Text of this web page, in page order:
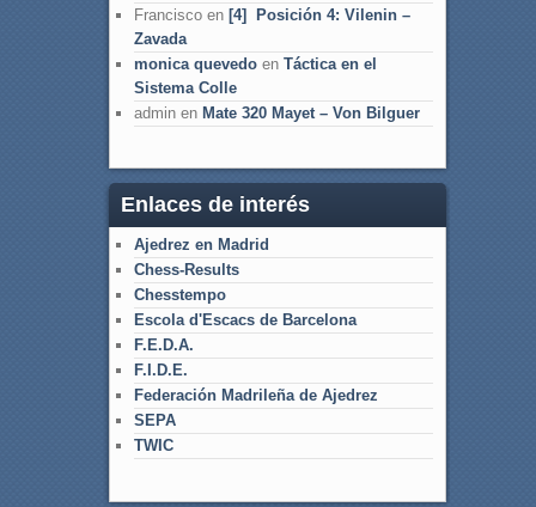
Franciscoen [4] Posición 4: Vilenin –
Zavada
monica quevedoen Táctica en el
Sistema Colle
adminen Mate 320 Mayet – Von Bilguer
Enlaces de interés
Ajedrez en Madrid
Chess-Results
Chesstempo
Escola d'Escacs de Barcelona
F.E.D.A.
F.I.D.E.
Federación Madrileña de Ajedrez
SEPA
TWIC